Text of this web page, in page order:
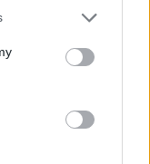
or more Google
You may click to
party tags to
in below Google